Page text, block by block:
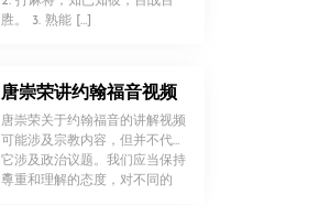
胜。 3. 熟能 […]
！
唐崇荣讲约翰福音视频
唐崇荣关于约翰福音的讲解视频
可能涉及宗教内容，但并不代表
它涉及政治议题。我们应当保持
尊重和理解的态度，对不同的
！